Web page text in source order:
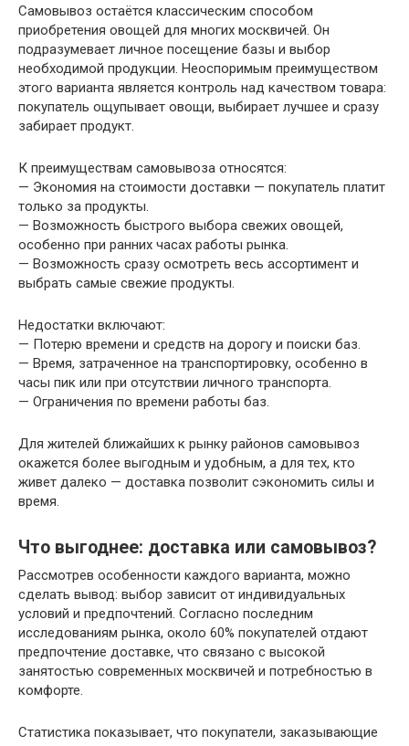
Самовывоз остаётся классическим способом
приобретения овощей для многих москвичей. Он
подразумевает личное посещение базы и выбор
необходимой продукции. Неоспоримым преимуществом
этого варианта является контроль над качеством товара:
покупатель ощупывает овощи, выбирает лучшее и сразу
забирает продукт.
К преимуществам самовывоза относятся:
— Экономия на стоимости доставки — покупатель платит
только за продукты.
— Возможность быстрого выбора свежих овощей,
особенно при ранних часах работы рынка.
— Возможность сразу осмотреть весь ассортимент и
выбрать самые свежие продукты.
Недостатки включают:
— Потерю времени и средств на дорогу и поиски баз.
— Время, затраченное на транспортировку, особенно в
часы пик или при отсутствии личного транспорта.
— Ограничения по времени работы баз.
Для жителей ближайших к рынку районов самовывоз
окажется более выгодным и удобным, а для тех, кто
живет далеко — доставка позволит сэкономить силы и
время.
Что выгоднее: доставка или самовывоз?
Рассмотрев особенности каждого варианта, можно
сделать вывод: выбор зависит от индивидуальных
условий и предпочтений. Согласно последним
исследованиям рынка, около 60% покупателей отдают
предпочтение доставке, что связано с высокой
занятостью современных москвичей и потребностью в
комфорте.
Статистика показывает, что покупатели, заказывающие